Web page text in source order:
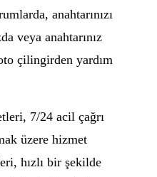
anahtarınızı
veya anahtarınız
çilingirden yardım
7/24 acil çağrı
üzere hizmet
hızlı bir şekilde